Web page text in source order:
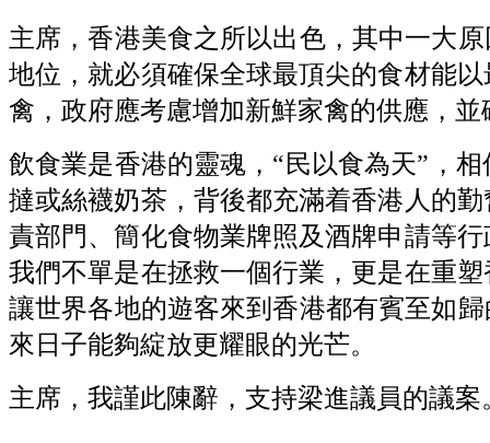
主席，香港美食之所以出色，其中一大
地位，就必須確保全球最頂尖的食材能
禽，政府應考慮增加新鮮家禽的供應，
飲食業是香港的靈魂，“民以食為天”，
撻或絲襪奶茶，背後都充滿着香港人的
責部門、簡化食物業牌照及酒牌申請等
我們不單是在拯救一個行業，更是在重
讓世界各地的遊客來到香港都有賓至如
來日子能夠綻放更耀眼的光芒。
主席，我謹此陳辭，支持梁進議員的議案